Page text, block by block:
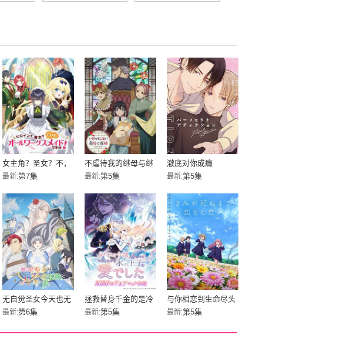
女主角？圣女？不，
我是杂役女仆（自
最新:第7集
不虐待我的继母与继
姐
最新:第5集
澈底对你成瘾
最新:第5集
无自觉圣女今天也无
意识地释放力量
最新:第6集
拯救替身千金的是冷
酷无情冰之王子的爱
最新:第5集
与你相恋到生命尽头
最新:第5集